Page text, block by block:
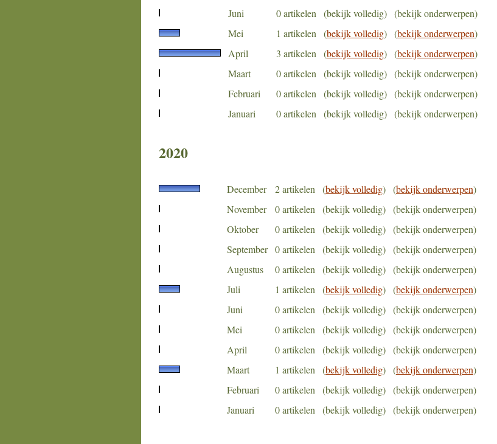
Juni
0 artikelen (bekijk volledig) (bekijk onderwerpen)
Mei
1 artikelen (bekijk volledig) (bekijk onderwerpen)
April
3 artikelen (bekijk volledig) (bekijk onderwerpen)
Maart
0 artikelen (bekijk volledig) (bekijk onderwerpen)
Februari
0 artikelen (bekijk volledig) (bekijk onderwerpen)
Januari
0 artikelen (bekijk volledig) (bekijk onderwerpen)
2020
December 2 artikelen (bekijk volledig) (bekijk onderwerpen)
November
0 artikelen (bekijk volledig) (bekijk onderwerpen)
Oktober
0 artikelen (bekijk volledig) (bekijk onderwerpen)
September 0 artikelen (bekijk volledig) (bekijk onderwerpen)
Augustus
0 artikelen (bekijk volledig) (bekijk onderwerpen)
Juli
1 artikelen (bekijk volledig) (bekijk onderwerpen)
Juni
0 artikelen (bekijk volledig) (bekijk onderwerpen)
Mei
0 artikelen (bekijk volledig) (bekijk onderwerpen)
April
0 artikelen (bekijk volledig) (bekijk onderwerpen)
Maart
1 artikelen (bekijk volledig) (bekijk onderwerpen)
Februari
0 artikelen (bekijk volledig) (bekijk onderwerpen)
Januari
0 artikelen (bekijk volledig) (bekijk onderwerpen)